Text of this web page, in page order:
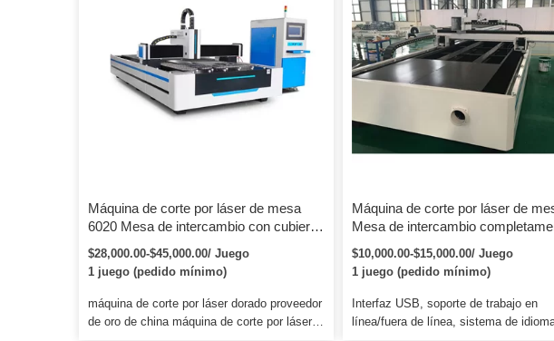
fibra, casi sin consumo durante la
tiempo hasta su puerto marítimo más
cercano.
Máquina de corte por láser de mesa
6020 Mesa de intercambio con cubierta
3KW 6KW 12KW IPG Raycus Máquina
de corte de metal por láser de fibra
$28,000.00-$45,000.00/ Juego
1 juego (pedido mínimo)
máquina de corte por láser dorado proveedor
de oro de china máquina de corte por láser
Máquina de corte por láser de
Mesa de intercambio
cubierta Certificación CE 1530
de corte por láser de fibra para uso
industrial para acero
$10,000.00-$15,000.00/ Juego
1 juego (pedido mínimo)
Interfaz USB, soporte de trabajo en
línea/fuera de línea, sistema de